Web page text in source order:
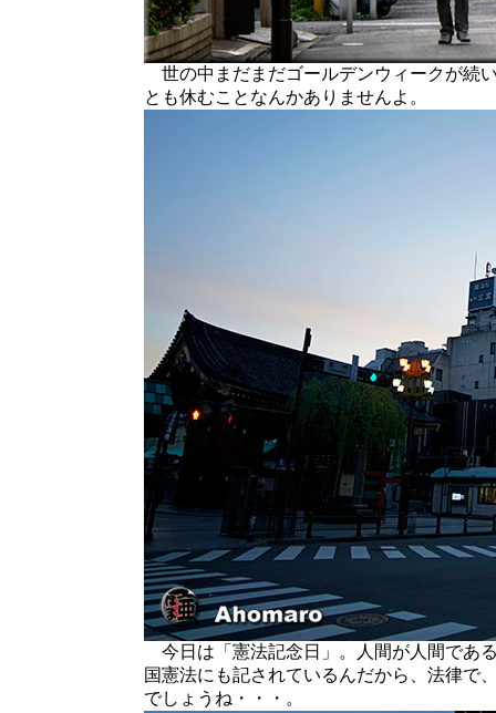
世の中まだまだゴールデンウィークが続
とも休むことなんかありませんよ。
今日は「憲法記念日」。人間が人間であ
国憲法にも記されているんだから、法律で
でしょうね・・・。